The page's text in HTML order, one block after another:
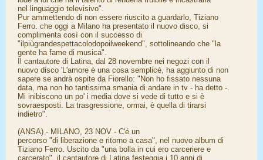
nel linguaggio televisivo".
Pur ammettendo di non essere riuscito a guardarlo, Tiziano
Ferro. che oggi a Milano ha presentato il nuovo disco, si
complimenta così con il successo di
"ilpiùgrandespettacolodopoilweekend", sottolineando che "la
gente ha fame di musica".
Il cantautore di Latina, dal 28 novembre nei negozi con il
nuovo disco 'L'amore è una cosa semplicé, ha aggiunto di non
sapere se andrà ospite da Fiorello: "Non ho fissato nessuna
data, ma non ho tantissima smania di andare in tv - ha detto -.
Mi inibiscono un po' i media dove si vede di tutto e si è
sovraesposti. La trasgressione, ormai, è quella di tirarsi
indietro".
(ANSA) - MILANO, 23 NOV - C'é un
percorso "di liberazione e ritorno a casa", nel nuovo album di
Tiziano Ferro. Uscito da "una bolla in cui ero carceriere e
carcerato", il cantautore di Latina festeggia i 10 anni di